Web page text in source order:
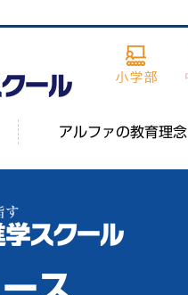
アルファの教育理念
ス